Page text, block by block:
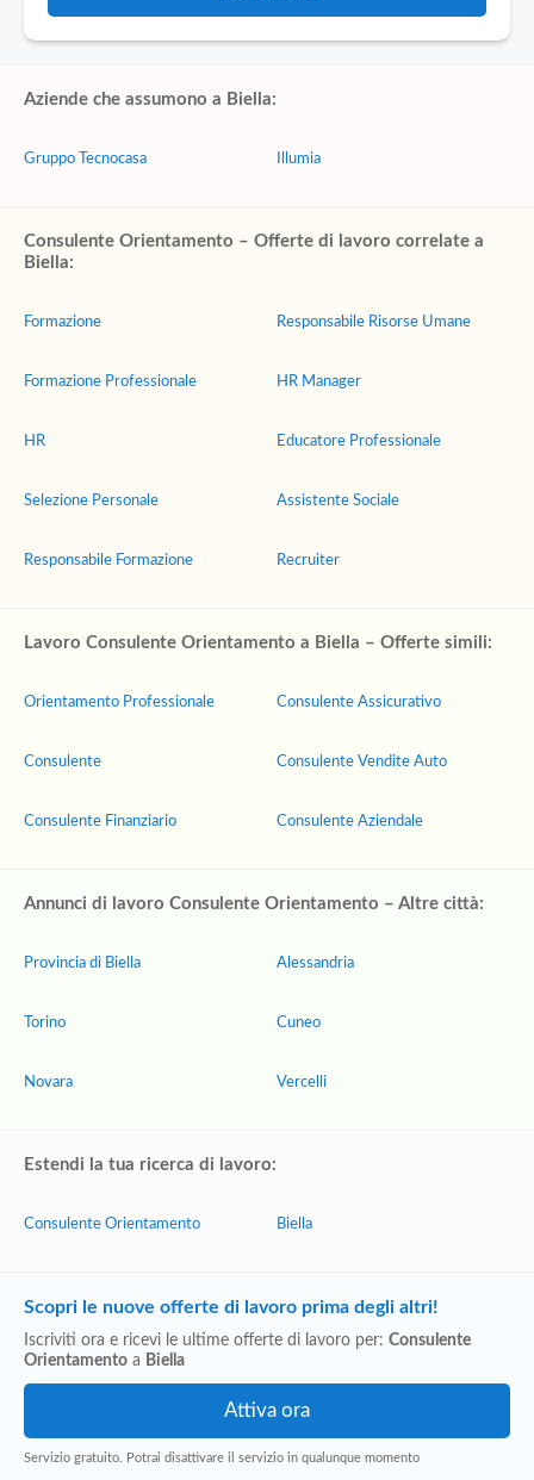
Aziende che assumono a Biella:
Gruppo Tecnocasa Illumia
Consulente Orientamento – Offerte di lavoro correlate a
Biella:
Formazione
Formazione Professionale
HR
Selezione Personale
Responsabile Formazione
Responsabile Risorse Umane
HR Manager
Educatore Professionale
Assistente Sociale
Recruiter
Lavoro Consulente Orientamento a Biella – Offerte simili:
Orientamento Professionale
Consulente
Consulente Finanziario
Consulente Assicurativo
Consulente Vendite Auto
Consulente Aziendale
Annunci di lavoro Consulente Orientamento – Altre città:
Provincia di Biella
Torino
Novara
Alessandria
Cuneo
Vercelli
Estendi la tua ricerca di lavoro:
Consulente Orientamento Biella
Scopri le nuove offerte di lavoro prima degli altri!
Iscriviti ora e ricevi le ultime offerte di lavoro per: Consulente
Orientamento a Biella
Servizio gratuito. Potrai disattivare il servizio in qualunque momento